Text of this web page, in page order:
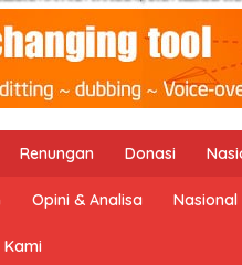
Renungan Donasi
Opini & Analisa Nasional
Kami